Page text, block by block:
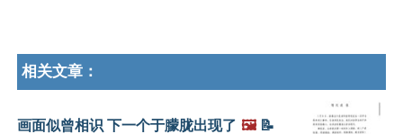
相关文章：
画面似曾相识 下一个于朦胧出现了 🖼️📝